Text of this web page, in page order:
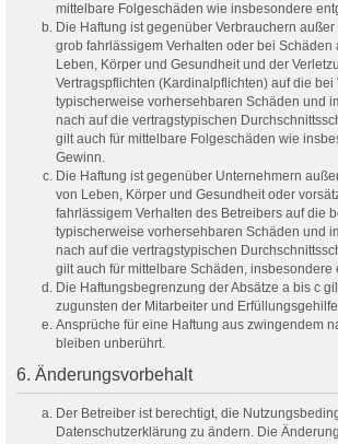
mittelbare Folgeschäden wie insbesondere
Die Haftung ist gegenüber Verbrauchern
grob fahrlässigem Verhalten oder bei Schäden
Leben, Körper und Gesundheit und der
Vertragspflichten (Kardinalpflichten) auf die bei
typischerweise vorhersehbaren Schäden und
nach auf die vertragstypischen
gilt auch für mittelbare Folgeschäden wie
Gewinn.
Die Haftung ist gegenüber Unternehmern
von Leben, Körper und Gesundheit oder
fahrlässigem Verhalten des Betreibers auf die
typischerweise vorhersehbaren Schäden und
nach auf die vertragstypischen
gilt auch für mittelbare Schäden,
Die Haftungsbegrenzung der Absätze a bis c
zugunsten der Mitarbeiter und
Ansprüche für eine Haftung aus zwingendem
bleiben unberührt.
6. Änderungsvorbehalt
Der Betreiber ist berechtigt, die
Datenschutzerklärung zu ändern. Die